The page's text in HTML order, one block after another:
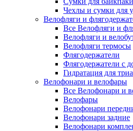
Чехлы и сумки для
Велофляги и
Все Велофляги и
Велофляги и
Велофляги термосы
Флягодержатели
Флягодержатели с
Гидратация для
Велофонари и велофары
Все Велофонари и
Велофары
Велофонари
Велофонари задние
Велофонари